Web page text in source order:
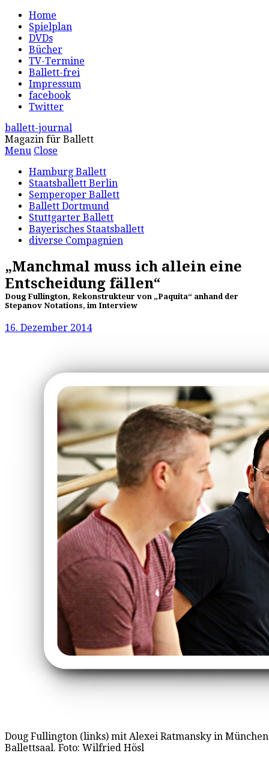
Home
Spielplan
DVDs
Bücher
TV-Termine
Ballett-frei
Impressum
facebook
Twitter
ballett-journal
Magazin für Ballett
Menu Close
Hamburg Ballett
Staatsballett Berlin
Semperoper Ballett
Ballett Dortmund
Stuttgarter Ballett
Bayerisches Staatsballett
diverse Compagnien
„Manchmal muss ich allein eine
Entscheidung fällen“
Doug Fullington, Rekonstrukteur von „Paquita“ anhand der
Stepanov Notations, im Interview
16. Dezember 2014
Doug Fullington (links) mit Alexei Ratmansky in
Ballettsaal. Foto: Wilfried Hösl